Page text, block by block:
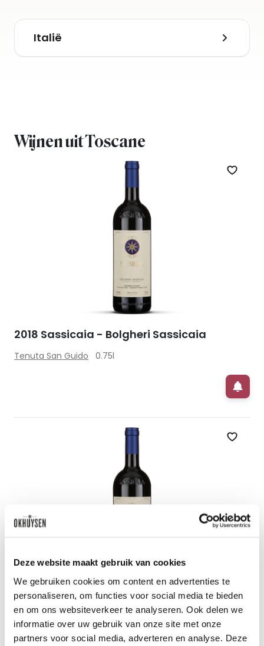
Deze website maakt gebruik van cookies
We gebruiken cookies om content en advertenties te
personaliseren, om functies voor social media te bieden
en om ons websiteverkeer te analyseren. Ook delen we
informatie over uw gebruik van onze site met onze
partners voor social media, adverteren en analyse. Deze
Italië
Wijnen uit Toscane
Zet
2018 Sassicaia - Bolgheri Sassicaia
Tenuta San Guido 0.75l
Zet
2019 Sassicaia - Bolgheri Sassicaia
Tenuta San Guido 0.75l